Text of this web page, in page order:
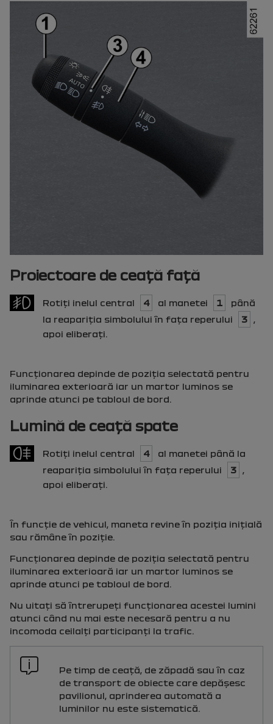
Proiectoare de ceaţă faţă
Rotiţi inelul central 4 al manetei 1
până
la reapariţia simbolului în faţa reperului
3
apoi eliberaţi.
Funcţionarea depinde de poziţia selectată pentru
iluminarea exterioară iar un martor luminos se
aprinde atunci pe tabloul de bord.
Lumină de ceaţă spate
Rotiţi inelul central 4
al manetei până la
reapariţia simbolului în faţa reperului
3
apoi eliberaţi.
În funcţie de vehicul, maneta revine în poziţia iniţială
sau rămâne în poziţie.
Funcţionarea depinde de poziţia selectată pentru
iluminarea exterioară iar un martor luminos se
aprinde atunci pe tabloul de bord.
Nu uitaţi să întrerupeţi funcţionarea acestei lumini
atunci când nu mai este necesară pentru a nu
incomoda ceilalţi participanţi la trafic.
Pe timp de ceaţă, de zăpadă sau în caz
de transport de obiecte care depăşesc
pavilionul, aprinderea automată a
luminilor nu este sistematică.